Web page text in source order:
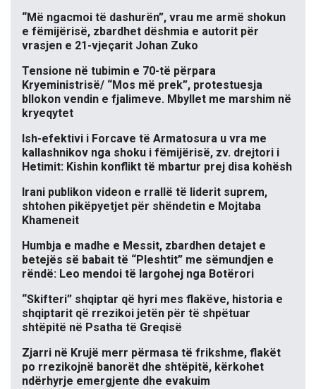
“Më ngacmoi të dashurën”, vrau me armë shokun
e fëmijërisë, zbardhet dëshmia e autorit për
vrasjen e 21-vjeçarit Johan Zuko
Tensione në tubimin e 70-të përpara
Kryeministrisë/ “Mos më prek”, protestuesja
bllokon vendin e fjalimeve. Mbyllet me marshim në
kryeqytet
Ish-efektivi i Forcave të Armatosura u vra me
kallashnikov nga shoku i fëmijërisë, zv. drejtori i
Hetimit: Kishin konflikt të mbartur prej disa kohësh
Irani publikon videon e rrallë të liderit suprem,
shtohen pikëpyetjet për shëndetin e Mojtaba
Khameneit
Humbja e madhe e Messit, zbardhen detajet e
betejës së babait të “Pleshtit” me sëmundjen e
rëndë: Leo mendoi të largohej nga Botërori
“Skifteri” shqiptar që hyri mes flakëve, historia e
shqiptarit që rrezikoi jetën për të shpëtuar
shtëpitë në Psatha të Greqisë
Zjarri në Krujë merr përmasa të frikshme, flakët
po rrezikojnë banorët dhe shtëpitë, kërkohet
ndërhyrje emergjente dhe evakuim